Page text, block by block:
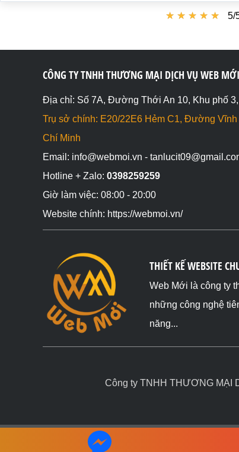
★ ★ ★ ★ ★
★ ★ ★ ★ ★ 5/
CÔNG TY TNHH THƯƠNG MẠI DỊCH VỤ WEB MỚI
Địa chỉ: Số 7A, Đường Thới An 10, Khu phố
Trụ sở chính: E20/22E6 Hẻm C1, Đường
Chí Minh
Email: info@webmoi.vn -
Hotline + Zalo: 0398259259
Giờ làm việc: 08:00 - 20:00
Website chính: https://webmoi.vn/
THIẾT KẾ WEBSITE
Web Mới là công ty
những công nghệ
năng...
Công ty TNHH THƯƠNG MẠI